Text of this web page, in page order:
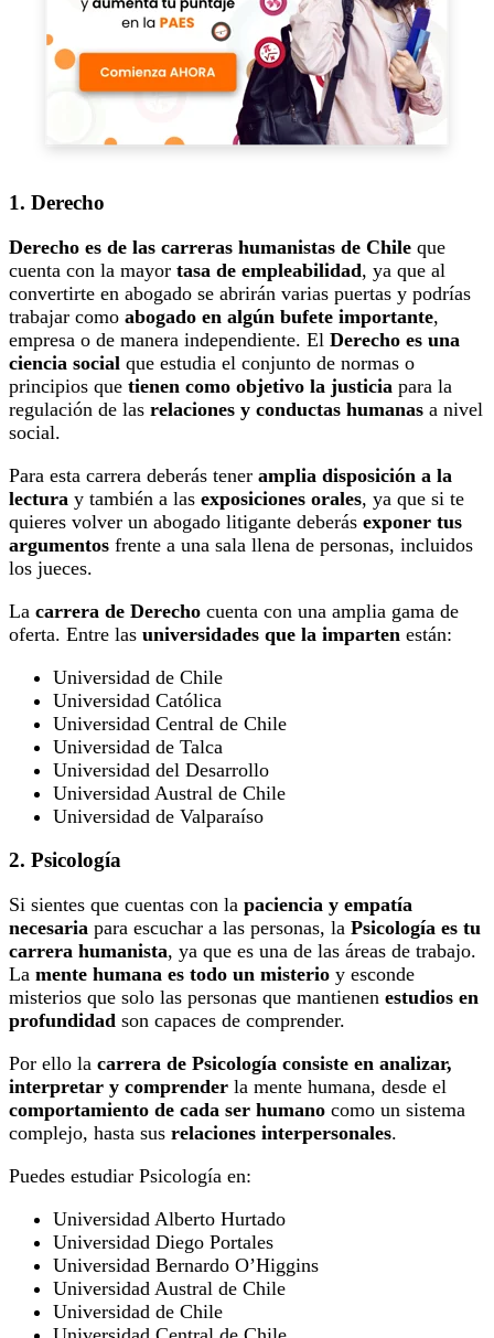
1. Derecho
Derecho es de las carreras humanistas de Chile que
cuenta con la mayor tasa de empleabilidad, ya que al
convertirte en abogado se abrirán varias puertas y podrías
trabajar como abogado en algún bufete importante,
empresa o de manera independiente. El Derecho es una
ciencia social que estudia el conjunto de normas o
principios que tienen como objetivo la justicia para la
regulación de las relaciones y conductas humanas a nivel
social.
Para esta carrera deberás tener amplia disposición a la
lectura y también a las exposiciones orales, ya que si te
quieres volver un abogado litigante deberás exponer tus
argumentos frente a una sala llena de personas, incluidos
los jueces.
La carrera de Derecho cuenta con una amplia gama de
oferta. Entre las universidades que la imparten están:
Universidad de Chile
Universidad Católica
Universidad Central de Chile
Universidad de Talca
Universidad del Desarrollo
Universidad Austral de Chile
Universidad de Valparaíso
2. Psicología
Si sientes que cuentas con la paciencia y empatía
necesaria para escuchar a las personas, la Psicología es tu
carrera humanista, ya que es una de las áreas de trabajo.
La mente humana es todo un misterio y esconde
misterios que solo las personas que mantienen estudios en
profundidad son capaces de comprender.
Por ello la carrera de Psicología consiste en analizar,
interpretar y comprender la mente humana, desde el
comportamiento de cada ser humano como un sistema
complejo, hasta sus relaciones interpersonales.
Puedes estudiar Psicología en:
Universidad Alberto Hurtado
Universidad Diego Portales
Universidad Bernardo O’Higgins
Universidad Austral de Chile
Universidad de Chile